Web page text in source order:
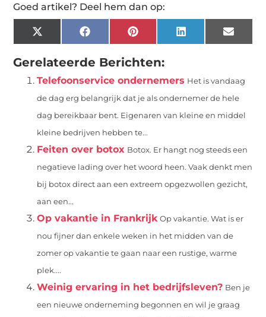
Goed artikel? Deel hem dan op:
X
(Twitter)
FacebookPinterestLinkedIn Email
Gerelateerde Berichten:
Telefoonservice ondernemers Het is vandaag
de dag erg belangrijk dat je als ondernemer de hele
dag bereikbaar bent. Eigenaren van kleine en middel
kleine bedrijven hebben te...
Feiten over botox Botox. Er hangt nog steeds een
negatieve lading over het woord heen. Vaak denkt men
bij botox direct aan een extreem opgezwollen gezicht,
aan een...
Op vakantie in Frankrijk Op vakantie. Wat is er
nou fijner dan enkele weken in het midden van de
zomer op vakantie te gaan naar een rustige, warme
plek....
Weinig ervaring in het bedrijfsleven? Ben je
een nieuwe onderneming begonnen en wil je graag